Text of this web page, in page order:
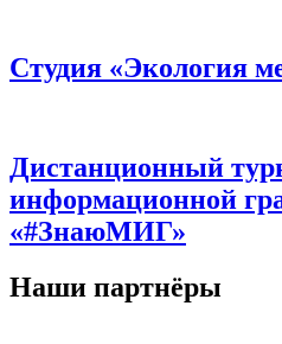
Студия «Экология
Дистанционный
информационной
«#ЗнаюМИГ»
Наши партнёры